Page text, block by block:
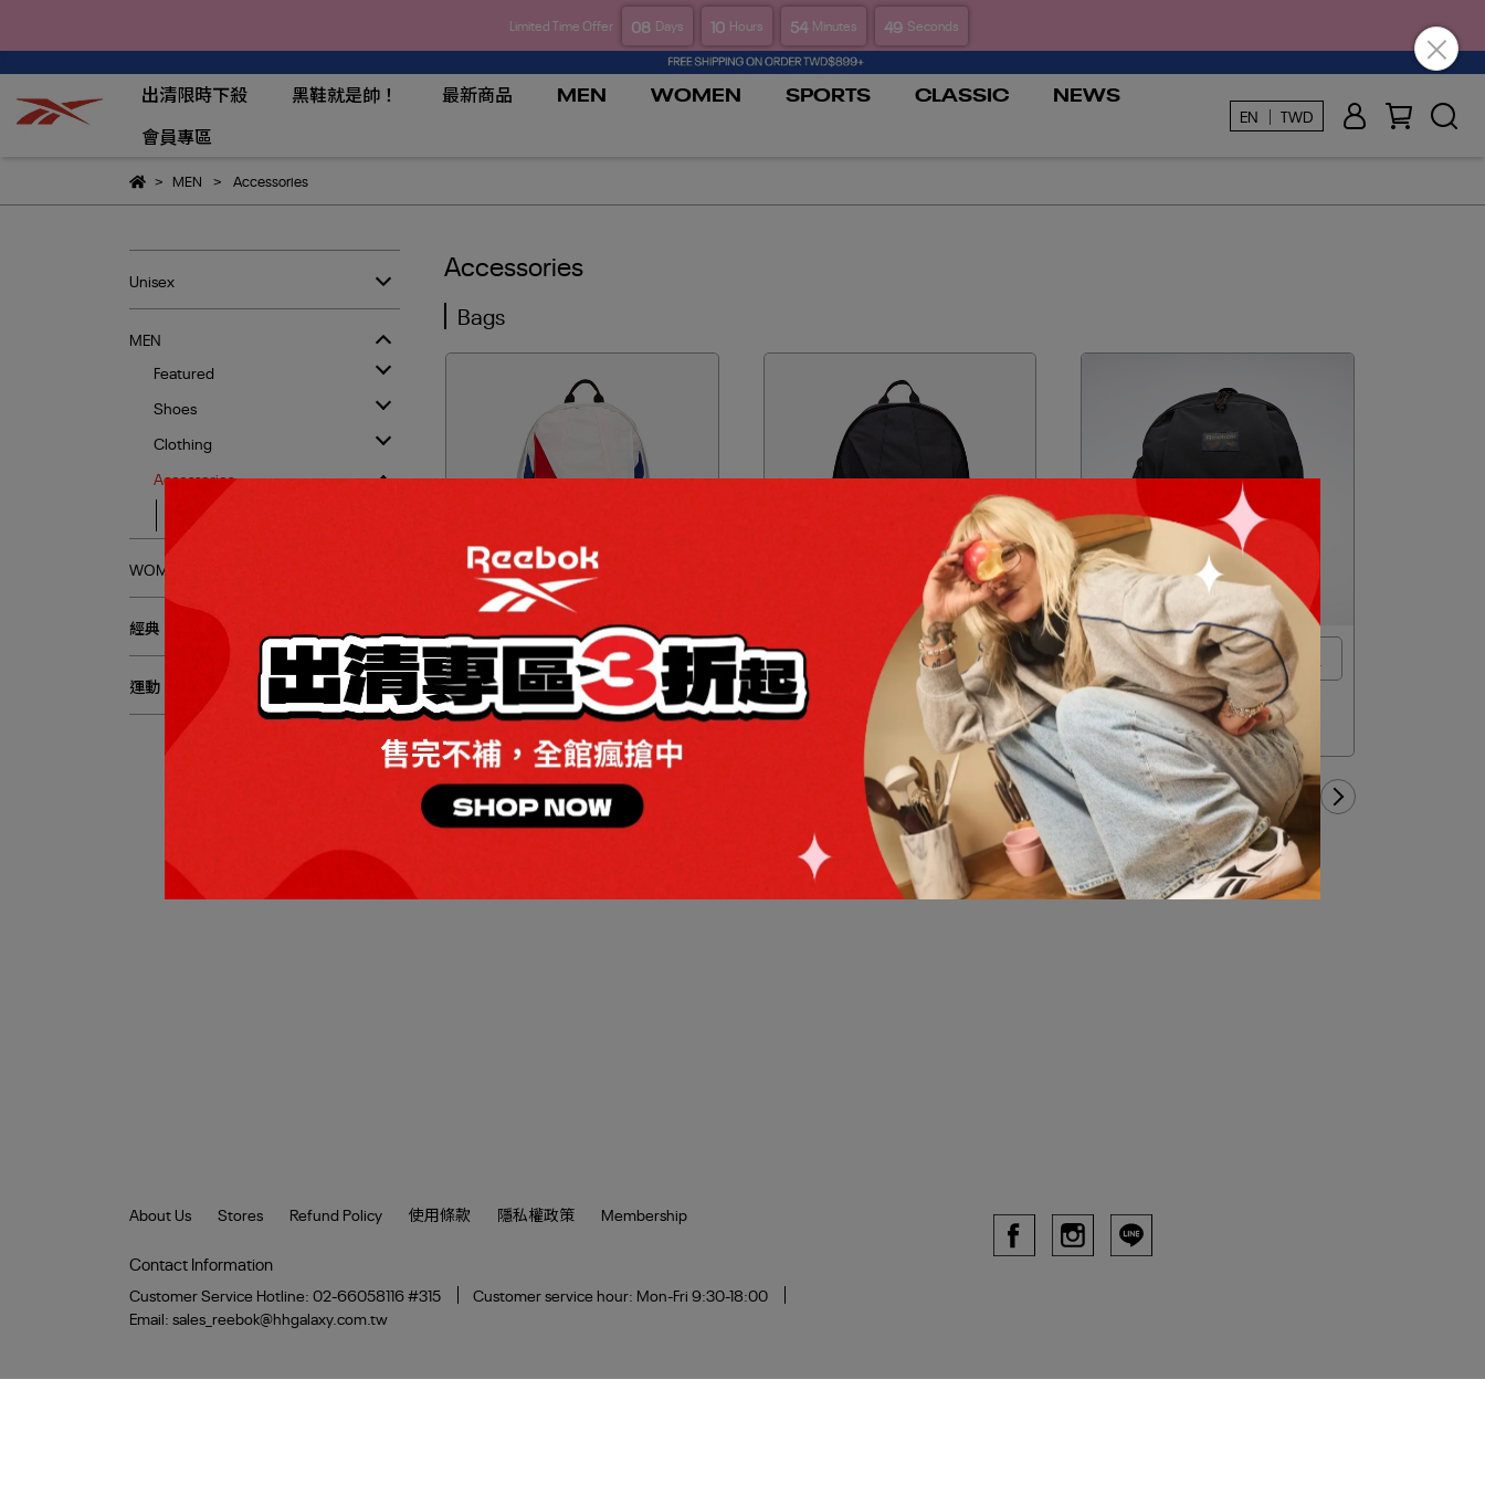
Limited Time Offer 08 Days 10 Hours 54 Minutes 49 Seconds
出清限時下殺 黑鞋就是帥！ 最新商品 MEN WOMEN SPORTS CLASSIC
NEWS
會員專區
EN ｜ TWD
MEN Accessories
Unisex
MEN
Featured
Shoes
Clothing
Accessories
WOMEN
經典
運動
Accessories
Bags
OUTLET加碼兩件折$80 / 四件折$188
Vector daily Backpack 後背包_男/
女
全館滿2000折$200 / 全館滿4000
折$350
Vector daily Backpack 後背包_男/
女
NT$2,980
Reebok [REE]CYCLED 系列戶外風後
背包
CL Outdoor BP 後背包_男/女
NT$1,459NT$2,280
1/4
About Us Stores Refund Policy 使用條款 隱私權政策 Membership
Contact Information
Customer Service Hotline: 02-66058116 #315
Customer service hour: Mon-Fri 9:30-18:00
Email: sales_reebok@hhgalaxy.com.tw